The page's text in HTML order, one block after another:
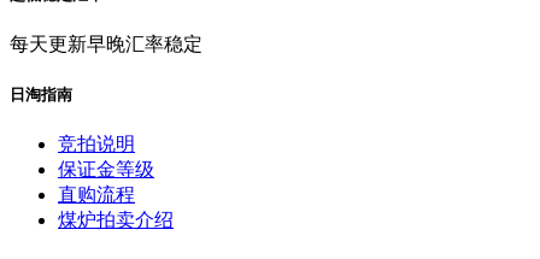
每天更新早晚汇率稳定
日淘指南
竞拍说明
保证金等级
直购流程
煤炉拍卖介绍